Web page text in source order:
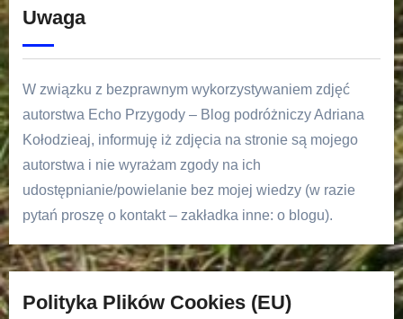
Uwaga
W związku z bezprawnym wykorzystywaniem zdjęć
autorstwa Echo Przygody – Blog podróżniczy Adriana
Kołodzieaj, informuję iż zdjęcia na stronie są mojego
autorstwa i nie wyrażam zgody na ich
udostępnianie/powielanie bez mojej wiedzy (w razie
pytań proszę o kontakt – zakładka inne: o blogu).
Polityka Plików Cookies (EU)